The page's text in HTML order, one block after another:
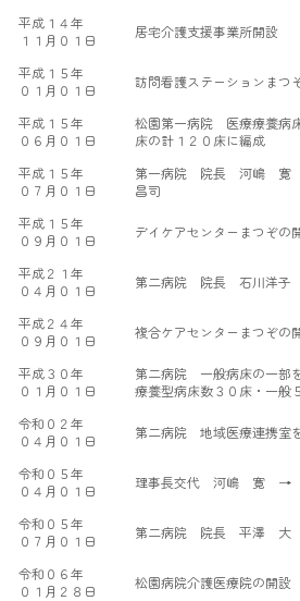
平成１４年
１１月０１日
居宅介護支援事業所開設
平成１５年
０１月０１日
訪問看護ステーションまつ
平成１５年
０６月０１日
松園第一病院 医療療養病
床の計１２０床に編成
平成１５年
０７月０１日
第一病院 院長 河嶋
昌司
平成１５年
０９月０１日
デイケアセンターまつぞの
平成２１年
０４月０１日
第二病院 院長 石川洋子
平成２４年
０９月０１日
複合ケアセンターまつぞの
平成３０年
０１月０１日
第二病院 一般病床の一部
療養型病床数３０床・一
令和０２年
０４月０１日
第二病院 地域医療連携室
令和０５年
０４月０１日
理事長交代 河嶋 寛
令和０５年
０７月０１日
第二病院 院長 平澤 大
令和０６年
０１月２８日
松園病院介護医療院の開設